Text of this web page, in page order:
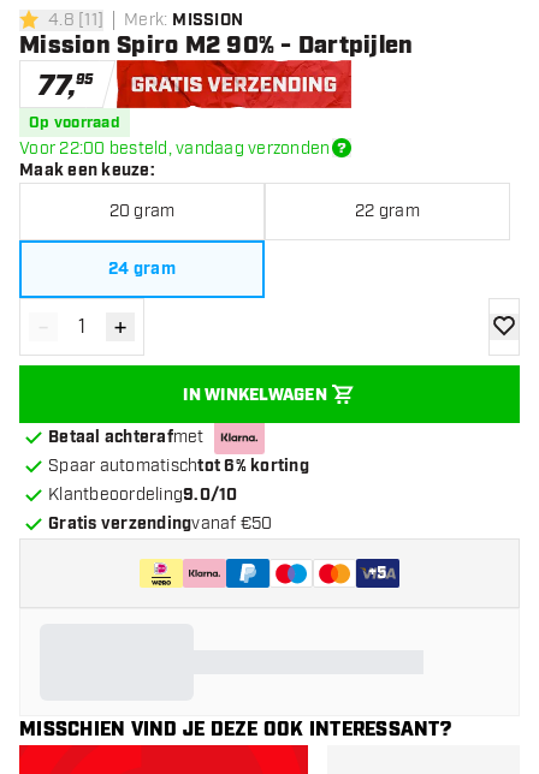
4.8 score sterren
4.8 [11] Merk: MISSION
Mission Spiro M2 90% - Dartpijlen
77,95
Gratis verzending
Op voorraad
Voor 22:00 besteld, vandaag verzonden
Maak een keuze:
20 gram 22 gram
24 gram
Verminder hoeveelheid
- Verhoog hoeveelheid
+
IN WINKELWAGEN
Betaal achterafmet
Spaar automatischtot 6% korting
Klantbeoordeling9.0/10
Gratis verzendingvanaf €50
+5
MISSCHIEN VIND JE DEZE OOK INTERESSANT?